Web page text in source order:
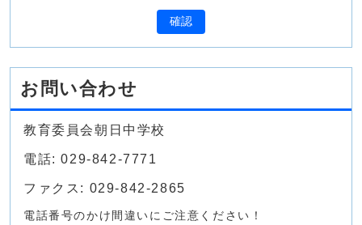
確認
お問い合わせ
教育委員会朝日中学校
電話: 029-842-7771
ファクス: 029-842-2865
電話番号のかけ間違いにご注意ください！